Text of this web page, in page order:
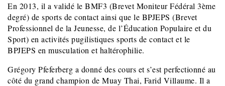
En 2013, il a validé le BMF3 (Brevet Moniteur Fédéral 3ème
degré) de sports de contact ainsi que le BPJEPS (Brevet
Professionnel de la Jeunesse, de l’Éducation Populaire et du
Sport) en activités pugilistiques sports de contact et le
BPJEPS en musculation et haltérophilie.
Grégory Pfeferberg a donné des cours et s’est perfectionné au
côté du grand champion de Muay Thai, Farid Villaume. Il a